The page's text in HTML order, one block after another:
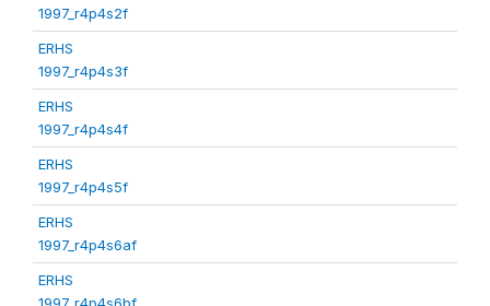
1997_r4p4s2f
ERHS
1997_r4p4s3f
ERHS
1997_r4p4s4f
ERHS
1997_r4p4s5f
ERHS
1997_r4p4s6af
ERHS
1997_r4p4s6bf